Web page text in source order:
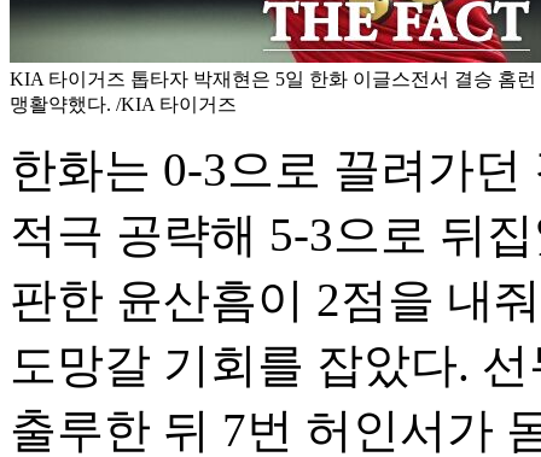
KIA 타이거즈 톱타자 박재현은 5일 한화 이글스전서 결승 홈
맹활약했다. /KIA 타이거즈
한화는 0-3으로 끌려가
적극 공략해 5-3으로 뒤
판한 윤산흠이 2점을 내
도망갈 기회를 잡았다.
출루한 뒤 7번 허인서가